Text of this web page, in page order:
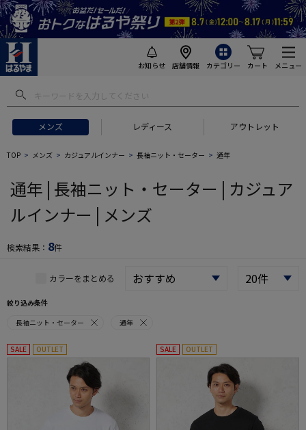
お知らせ 店舗情報 カテゴリー カート メニュー
メンズ レディース アウトレット
フトにおすすめ #セットアップ スーツ
TOP メンズ カジュアルインナー 長袖ニット・セーター 通年
通年 | 長袖ニット・セーター | カジュア
ルインナー | メンズ
検索結果： 8件
カラーをまとめる
絞り込み条件
長袖ニット・セーター
通年
SALE OUTLET SALE OUTLET